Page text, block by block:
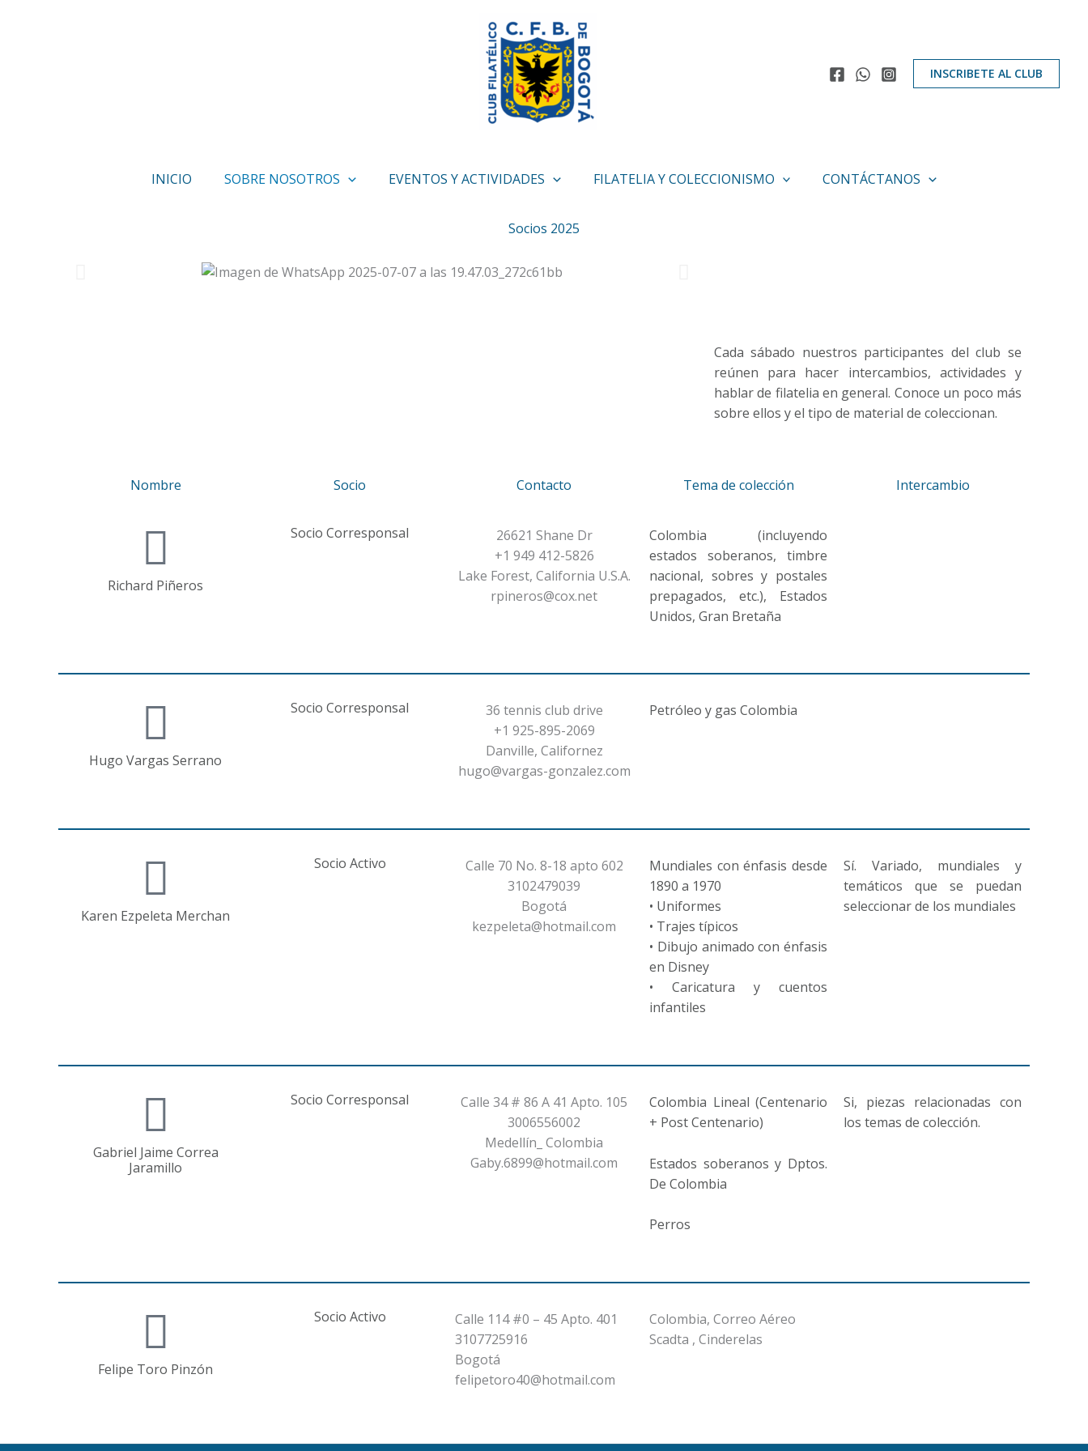
INSCRIBETE AL CLUB
INICIO SOBRE NOSOTROS EVENTOS Y ACTIVIDADES FILATELIA Y COLECCIONISMO CONTÁCTANOS
Socios 2025
Cada sábado nuestros participantes del club se
reúnen para hacer intercambios, actividades y
hablar de filatelia en general. Conoce un poco más
sobre ellos y el tipo de material de coleccionan.
Nombre Socio Contacto Tema de colección Intercambio
Richard Piñeros
Socio Corresponsal
26621 Shane Dr
+1 949 412-5826
Lake Forest, California U.S.A.
rpineros@cox.net
Colombia (incluyendo
estados soberanos, timbre
nacional, sobres y postales
prepagados, etc.), Estados
Unidos, Gran Bretaña
Hugo Vargas Serrano
Socio Corresponsal
36 tennis club drive
+1 925-895-2069
Danville, Californez
hugo@vargas-gonzalez.com
Petróleo y gas Colombia
Karen Ezpeleta Merchan
Socio Activo
Calle 70 No. 8-18 apto 602
3102479039
Bogotá
kezpeleta@hotmail.com
Mundiales con énfasis desde
1890 a 1970
• Uniformes
• Trajes típicos
• Dibujo animado con énfasis
en Disney
• Caricatura y cuentos
infantiles
Sí. Variado, mundiales y
temáticos que se puedan
seleccionar de los mundiales
Gabriel Jaime Correa
Jaramillo
Socio Corresponsal
Calle 34 # 86 A 41 Apto. 105
3006556002
Medellín_ Colombia
Gaby.6899@hotmail.com
Colombia Lineal (Centenario
+ Post Centenario)
Estados soberanos y Dptos.
De Colombia
Perros
Si, piezas relacionadas con
los temas de colección.
Felipe Toro Pinzón
Socio Activo
Calle 114 #0 – 45 Apto. 401
3107725916
Bogotá
felipetoro40@hotmail.com
Colombia, Correo Aéreo
Scadta , Cinderelas